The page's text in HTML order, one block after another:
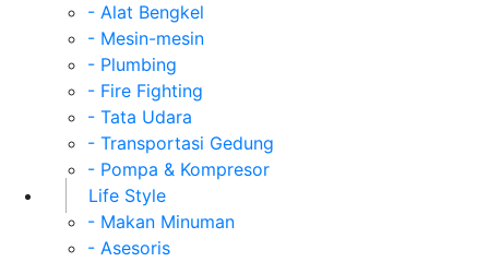
- Alat Bengkel
- Mesin-mesin
- Plumbing
- Fire Fighting
- Tata Udara
- Transportasi Gedung
- Pompa & Kompresor
Life Style
- Makan Minuman
- Asesoris